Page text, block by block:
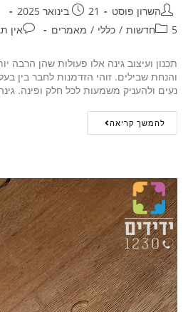
השרון פוסט
21 בינואר 2025
5חדשות
/ כללי / מאמרים אין
תכנון ועיצוב גינה אלו פעולות שהן
והנחת שבילים. זוהי הזדמנות לחבר בין
נעים ולהעניק משמעות לכל חלק ופינה.
להמשך קריאה